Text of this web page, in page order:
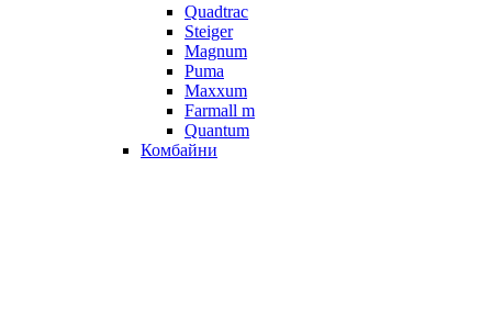
Quadtrac
Steiger
Magnum
Puma
Maxxum
Farmall m
Quantum
Комбайни